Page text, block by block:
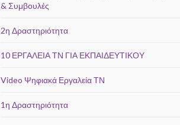
& Συμβουλές
2η Δραστηριότητα
10 ΕΡΓΑΛΕΙΑ ΤΝ ΓΙΑ ΕΚΠΑΙΔΕΥΤΙΚΟΥ
Video Ψηφιακά Εργαλεία ΤΝ
1η Δραστηριότητα